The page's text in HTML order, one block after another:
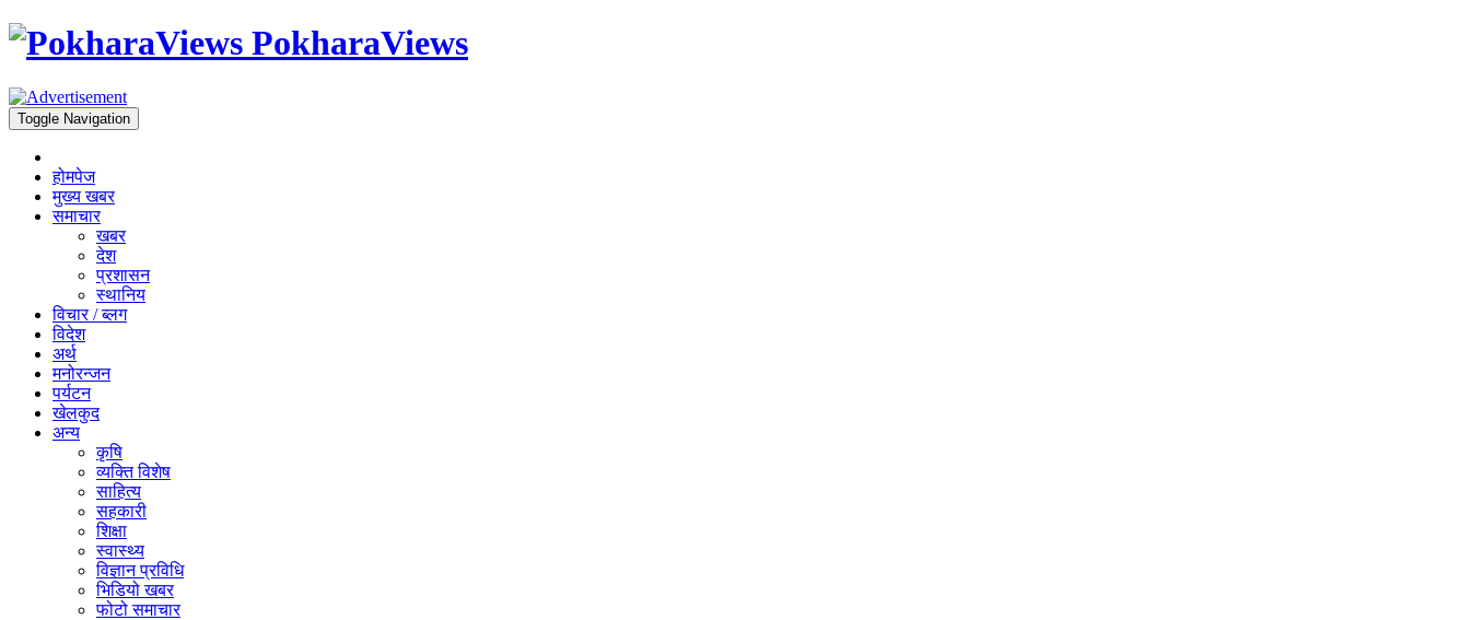
PokharaViews
Toggle Navigation
होमपेज
मुख्य खबर
समाचार
खबर
देश
प्रशासन
स्थानिय
विचार / ब्लग
विदेश
अर्थ
मनोरन्जन
पर्यटन
खेलकुद
अन्य
कृषि
व्यक्ति विशेष
साहित्य
सहकारी
शिक्षा
स्वास्थ्य
विज्ञान प्रविधि
भिडियो खबर
फोटो समाचार